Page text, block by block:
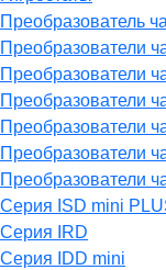
Преобразователь
Преобразователи
Преобразователи
Преобразователи
Преобразователи
Преобразователи
Преобразователи
Серия ISD mini
Серия IRD
Серия IDD mini